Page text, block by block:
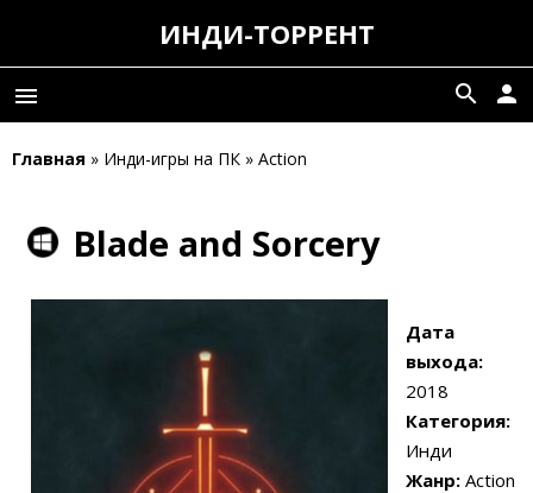
ИНДИ-ТОРРЕНТ
menu person
search
Главная » Инди-игры на ПК » Action
Blade and Sorcery
Дата
выхода:
2018
Категория:
Инди
Жанр: Action